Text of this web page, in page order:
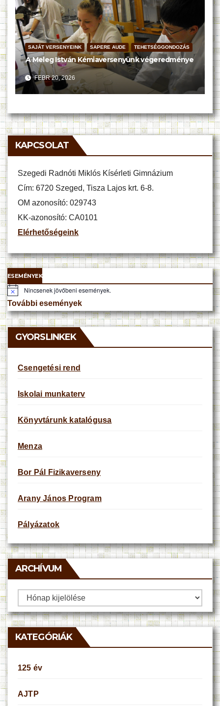
SAJÁT VERSENYEINK SAPERE AUDE TEHETSÉGGONDOZÁS
A Meleg István Kémiaversenyünk végeredménye
FEBR 20, 2026
KAPCSOLAT
Szegedi Radnóti Miklós Kísérleti Gimnázium
Cím: 6720 Szeged, Tisza Lajos krt. 6-8.
OM azonosító: 029743
KK-azonosító: CA0101
Elérhetőségeink
ESEMÉNYEK
N
o
t
i
c
e
Nincsenek jövőbeni események.
További események
GYORSLINKEK
Csengetési rend
Iskolai munkaterv
Könyvtárunk katalógusa
Menza
Bor Pál Fizikaverseny
Arany János Program
Pályázatok
ARCHÍVUM
Archívum
KATEGÓRIÁK
125 év
AJTP